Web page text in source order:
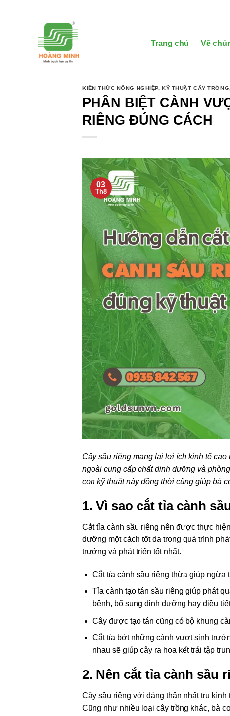
Trang chủ Về
KIẾN THỨC NÔNG NGHIỆP,KỸ THUẬT CÂY TRỒNG
PHÂN BIỆT CÀNH
RIÊNG ĐÚNG CÁCH
03
Th8
Cây sầu riêng mang lại lợi ích kinh tế
ngoài cung cấp chất dinh dưỡng và
con kỹ thuật này đồng thời cũng giúp bà
1. Vì sao cắt tỉa cành
Cắt tỉa cành sầu riêng nên được thực
dưỡng một cách tốt đa trong quá trình
trưởng và phát triển tốt nhất.
Cắt tỉa cành sầu riêng thừa giúp ngừa
Tỉa cành tạo tán sầu riêng giúp phát
bệnh, bổ sung dinh dưỡng hay điều
Cây được tạo tán cũng có bộ khung
Cắt tỉa bớt những cành vượt sinh
nhau sẽ giúp cây ra hoa kết trái tập
2. Nên cắt tỉa cành sầu
Cây sầu riêng với dáng thân nhất trụ
Cũng như nhiều loại cây trồng khác, bà